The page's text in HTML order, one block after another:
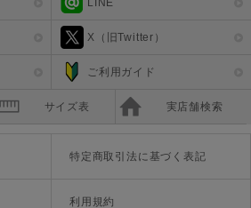
X（旧Twitter）
ご利用ガイド
サイズ表 実店舗検索
特定商取引法に基づく表記
利用規約